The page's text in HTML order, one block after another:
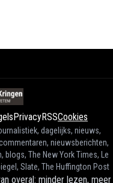
PrivacyRSSCookies
dagelijks, nieuws,
nieuwsberichten,
The New York Times, Le
Slate, The Huffington Post
overal: minder lezen, meer